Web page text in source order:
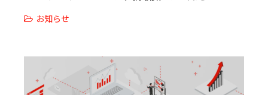
お知らせ